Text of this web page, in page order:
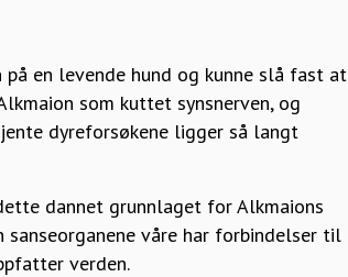
en levende hund og kunne slå fast at
som kuttet synsnerven, og
dyreforsøkene ligger så langt
dannet grunnlaget for Alkmaions
sanseorganene våre har forbindelser til
verden.